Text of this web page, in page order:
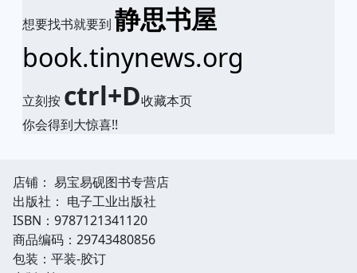
想要找书就要到 静思书屋
book.tinynews.org
立刻按 ctrl+D收藏本页
你会得到大惊喜!!
店铺： 易宝易砚图书专营店
出版社： 电子工业出版社
ISBN：9787121341120
商品编码：29743480856
包装：平装-胶订